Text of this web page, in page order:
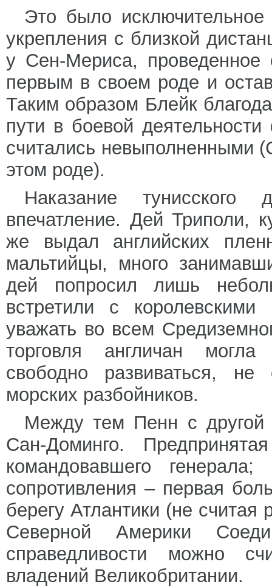
Это было
укрепления с близкой
у Сен-Мериса,
первым в своем роде и
Таким образом Блейк
пути в боевой
считались невыполненными
этом роде).
Наказание тунисского
впечатление. Дей Триполи,
же выдал английских
мальтийцы, много
дей попросил лишь
встретили с
уважать во всем
торговля англичан
свободно развиваться, не
морских разбойников.
Между тем Пенн с другой
Сан-Доминго.
командовавшего
сопротивления – первая
берегу Атлантики (не
Северной Америки
справедливости можно
владений Великобритании.